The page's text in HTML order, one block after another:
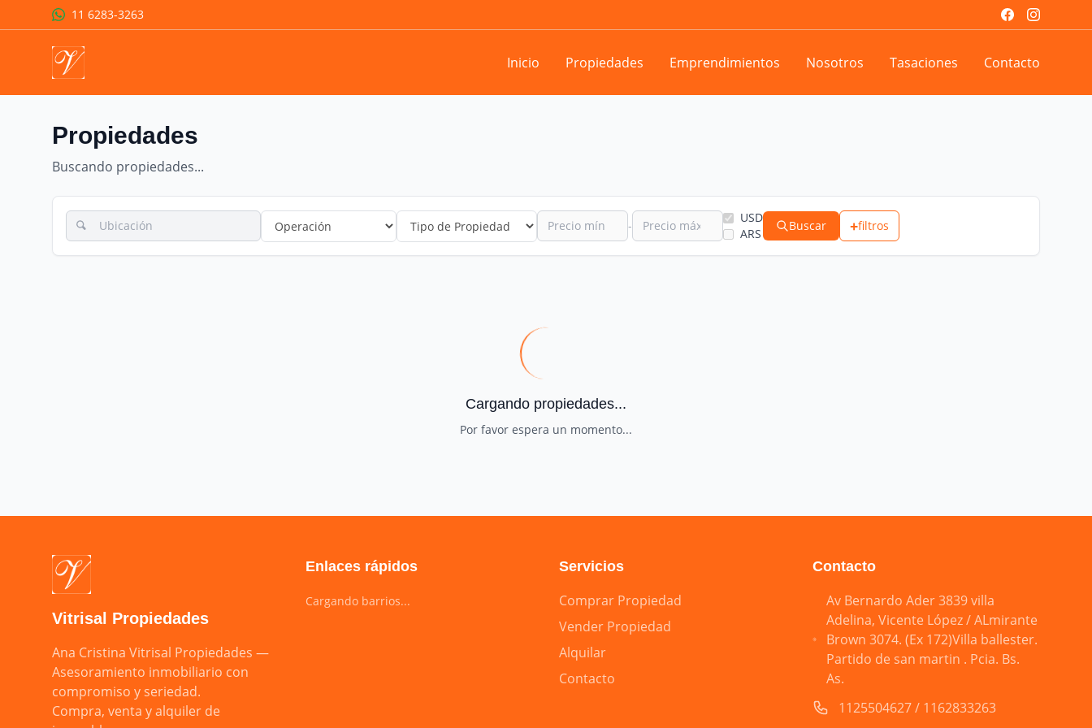
11 6283-3263
Inicio Propiedades Emprendimientos Nosotros Tasaciones Contacto
Propiedades
Buscando propiedades...
-
USD
ARS
Buscar +filtros
Cargando propiedades...
Por favor espera un momento...
Vitrisal Propiedades
Ana Cristina Vitrisal Propiedades —
Asesoramiento inmobiliario con
compromiso y seriedad.
Compra, venta y alquiler de
Enlaces rápidos
Cargando barrios...
Servicios
Comprar Propiedad
Vender Propiedad
Alquilar
Contacto
Contacto
Av Bernardo Ader 3839 villa
Adelina, Vicente López / ALmirante
Brown 3074. (Ex 172)Villa ballester.
Partido de san martin . Pcia. Bs.
As.
1125504627 / 1162833263